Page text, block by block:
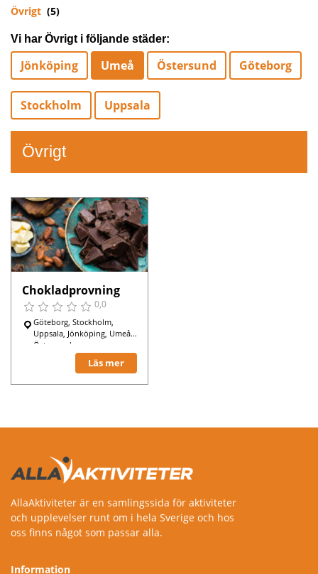
Övrigt (5)
Vi har Övrigt i följande städer:
Jönköping Umeå Östersund Göteborg
Stockholm Uppsala
Övrigt
Chokladprovning
0,0
Göteborg, Stockholm,
Uppsala, Jönköping, Umeå,
Östersund,
Läs mer
AllaAktiviteter är en samlingssida för aktiviteter
och upplevelser runt om i hela Sverige och hos
oss finns något som passar alla.
Information